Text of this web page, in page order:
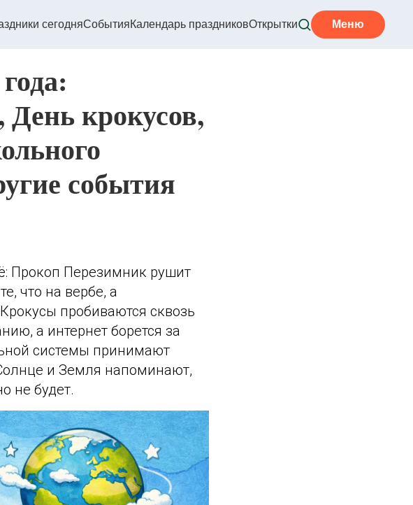
сегодняСобытияКалендарь праздниковОткрытки Меню
крокусов,
события
Прокоп Перезимник рушит
что на вербе, а
пробиваются сквозь
а интернет борется за
системы принимают
и Земля напоминают,
не будет.